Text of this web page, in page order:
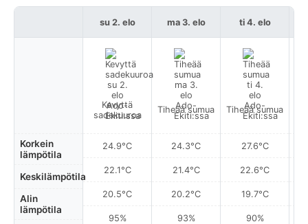
Korkein
lämpötila
Keskilämpötila
Alin
lämpötila
su 2. elo
Kevyttä
sadekuuroa
24.9°C
22.1°C
20.5°C
95%
ma 3. elo
Tiheää sumua
24.3°C
21.4°C
20.2°C
93%
ti 4. elo
Tiheää sumua
27.6°C
22.6°C
19.7°C
90%